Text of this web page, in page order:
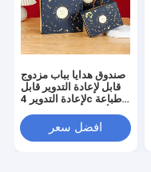
صندوق هدايا بباب مزدوج
قابل لإعادة التدوير قابل
لإعادة التدوير 4c طباعة
فارغ بمقبض فارغ
افضل سعر